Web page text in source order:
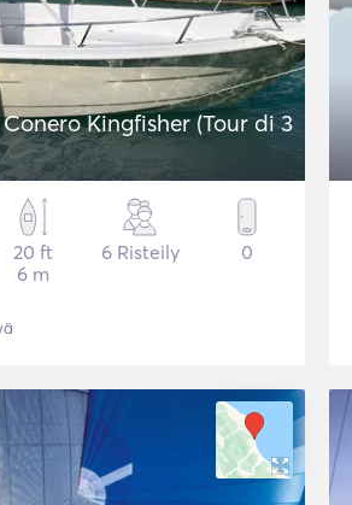
Kingfisher (Tour di 3
20 ft
6 m
6 Risteily 0